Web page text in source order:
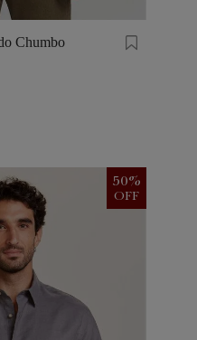
Chumbo
50%
OFF